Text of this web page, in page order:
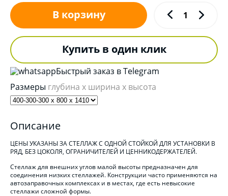
В корзину
Купить в один клик
Быстрый заказ в Telegram
Размеры глубина x ширина x высота
Описание
ЦЕНЫ УКАЗАНЫ ЗА СТЕЛЛАЖ С ОДНОЙ СТОЙКОЙ ДЛЯ УСТАНОВКИ В
РЯД, БЕЗ ЦОКОЛЯ, ОГРАНИЧИТЕЛЕЙ И ЦЕННИКОДЕРЖАТЕЛЕЙ.
Стеллаж для внешних углов малой высоты предназначен для
соединения низких стеллажей. Конструкции часто применяются на
автозаправочных комплексах и в местах, где есть невысокие
стеллажи сложной формы.